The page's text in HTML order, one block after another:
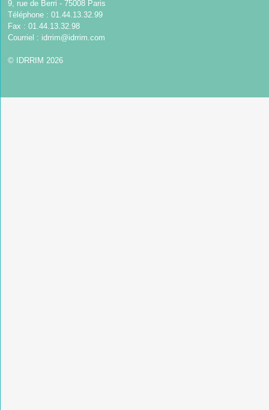
9, rue de Berri - 75008 Paris
Téléphone : 01.44.13.32.99
Fax : 01.44.13.32.98
Courriel : idrrim@idrrim.com
© IDRRIM 2026